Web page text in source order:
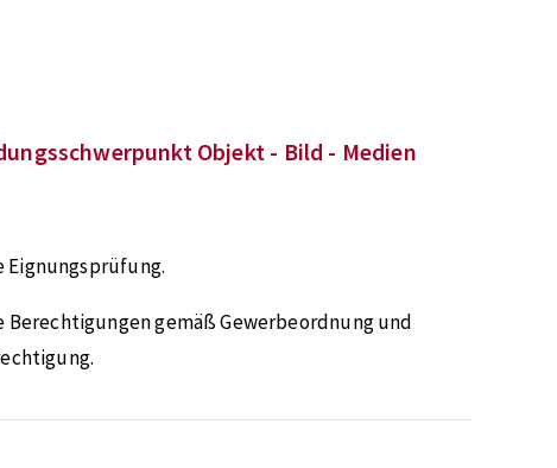
Objekt - Bild - Medien
Eignungsprüfung.
gemäß Gewerbeordnung und